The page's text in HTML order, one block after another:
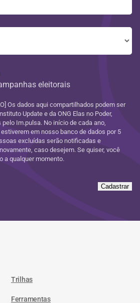
eleitorais
Os dados aqui compartilhados podem ser
Update e da ONG Elas no Poder,
Im.pulsa. No início de cada ano,
em nosso banco de dados por 5
excluídas serão notificadas e
caso desejem. Se quiser, você
a qualquer momento.
Cadastrar
Trilhas
Ferramentas